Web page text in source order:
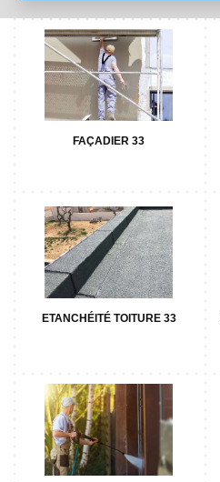
FAÇADIER 33
ETANCHÉITÉ TOITURE 33